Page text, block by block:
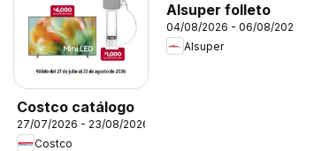
Costco catálogo
27/07/2026 - 23/08/2026
Costco
Alsuper folleto
04/08/2026 - 06/08/2026
Alsuper